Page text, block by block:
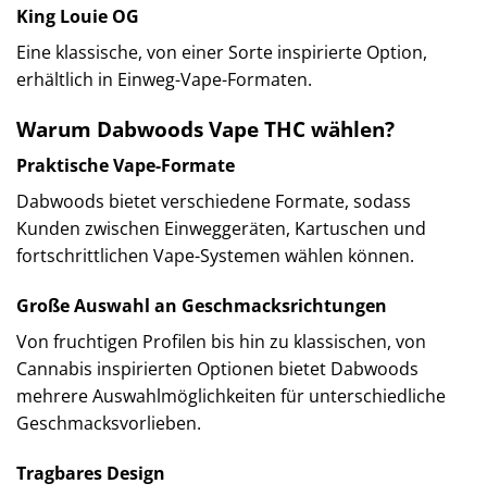
King Louie OG
Eine klassische, von einer Sorte inspirierte Option,
erhältlich in Einweg-Vape-Formaten.
Warum Dabwoods Vape THC wählen?
Praktische Vape-Formate
Dabwoods bietet verschiedene Formate, sodass
Kunden zwischen Einweggeräten, Kartuschen und
fortschrittlichen Vape-Systemen wählen können.
Große Auswahl an Geschmacksrichtungen
Von fruchtigen Profilen bis hin zu klassischen, von
Cannabis inspirierten Optionen bietet Dabwoods
mehrere Auswahlmöglichkeiten für unterschiedliche
Geschmacksvorlieben.
Tragbares Design